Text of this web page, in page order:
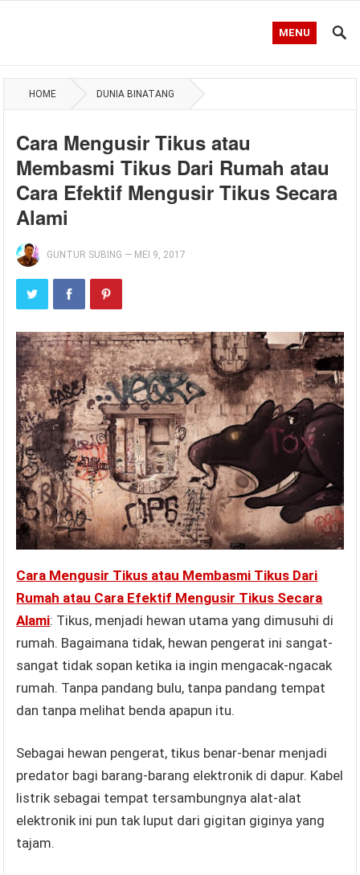
MENU
HOME DUNIA BINATANG
Cara Mengusir Tikus atau
Membasmi Tikus Dari Rumah atau
Cara Efektif Mengusir Tikus Secara
Alami
GUNTUR SUBING — MEI 9, 2017
Cara Mengusir Tikus atau Membasmi Tikus Dari
Rumah atau Cara Efektif Mengusir Tikus Secara
Alami: Tikus, menjadi hewan utama yang dimusuhi di
rumah. Bagaimana tidak, hewan pengerat ini sangat-
sangat tidak sopan ketika ia ingin mengacak-ngacak
rumah. Tanpa pandang bulu, tanpa pandang tempat
dan tanpa melihat benda apapun itu.
Sebagai hewan pengerat, tikus benar-benar menjadi
predator bagi barang-barang elektronik di dapur. Kabel
listrik sebagai tempat tersambungnya alat-alat
elektronik ini pun tak luput dari gigitan giginya yang
tajam.